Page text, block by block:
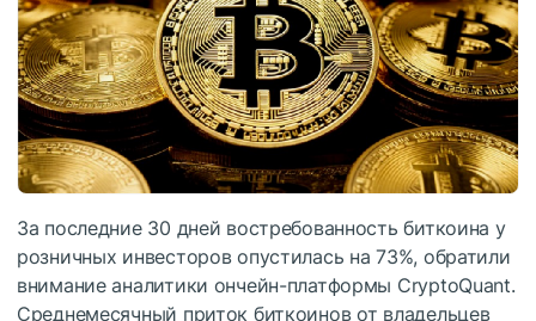
За последние 30 дней востребованность биткоина у
розничных инвесторов опустилась на 73%, обратили
внимание аналитики ончейн-платформы CryptoQuant.
Среднемесячный приток биткоинов от владельцев